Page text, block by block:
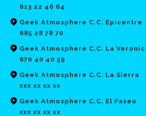
613 22 46 64
Geek Atmosphere C.C. Epicentre
685 28 78 70
Geek Atmosphere C.C. La
670 40 40 59
Geek Atmosphere C.C. La Sierra
xxx xx xx xx
Geek Atmosphere C.C. El Paseo
xxx xx xx xx